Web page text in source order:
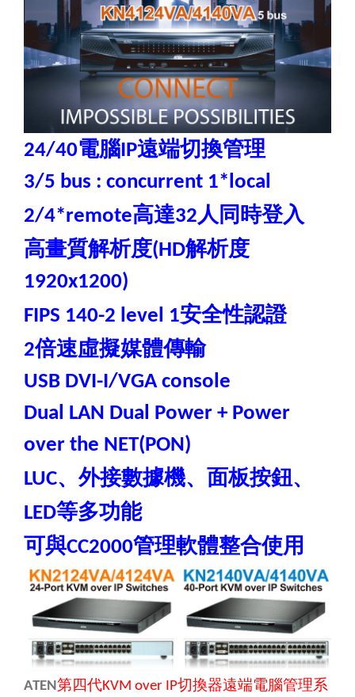
24/40電腦IP遠端切換管理
3/5 bus : concurrent 1*local
2/4*remote高達32人同時登入
高畫質解析度(HD解析度
1920x1200)
FIPS 140-2 level 1安全性認證
2倍速虛擬媒體傳輸
USB DVI-I/VGA console
Dual LAN Dual Power + Power
over the NET(PON)
LUC、外接數據機、面板按鈕、
LED等多功能
可與CC2000管理軟體整合使用
ATEN第四代KVM over IP切換器遠端電腦管理系